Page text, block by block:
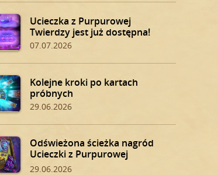
Ucieczka z Purpurowej
Twierdzy jest już dostępna!
07.07.2026
Kolejne kroki po kartach
próbnych
29.06.2026
Odświeżona ścieżka nagród
Ucieczki z Purpurowej
Twierdzy
29.06.2026